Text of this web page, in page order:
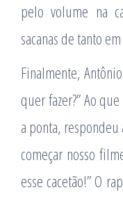
pelo volume na
sacanas de tanto
Finalmente,
quer fazer?” Ao
a ponta, respondeu
começar nosso
esse cacetão!” O